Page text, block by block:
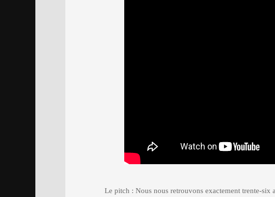
Le pitch : Nous nous retrouvons exactement trente-six